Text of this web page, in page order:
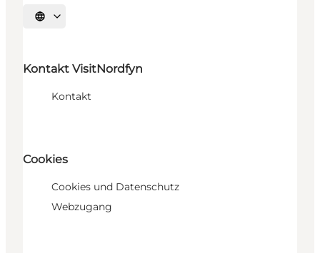
Sprache auswählen
Kontakt VisitNordfyn
Kontakt
Cookies
Cookies und Datenschutz
Webzugang